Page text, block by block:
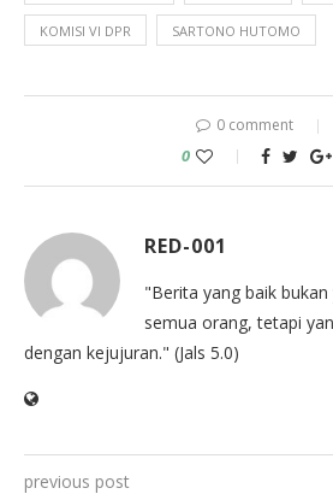
KOMISI VI DPR SARTONO HUTOMO
0 comment
0
RED-001
"Berita yang baik
semua orang, tetapi
dengan kejujuran." (Jals 5.0)
previous post